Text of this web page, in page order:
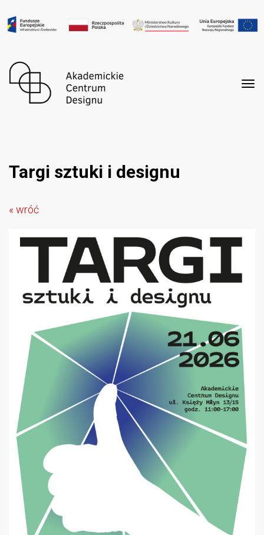
Targi sztuki i designu
« wróć